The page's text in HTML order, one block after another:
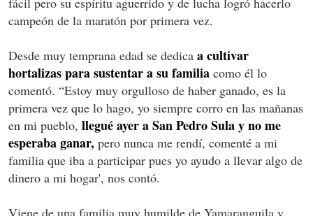
campeón de la maratón por primera vez.
Desde muy temprana edad se dedica a cultivar
hortalizas para sustentar a su familia como él lo
comentó. “Estoy muy orgulloso de haber ganado, es la
primera vez que lo hago, yo siempre corro en las mañanas
en mi pueblo, llegué ayer a San Pedro Sula y no me
esperaba ganar, pero nunca me rendí, comenté a mi
familia que iba a participar pues yo ayudo a llevar algo de
dinero a mi hogar', nos contó.
Viene de una familia muy humilde de Yamaranguila y